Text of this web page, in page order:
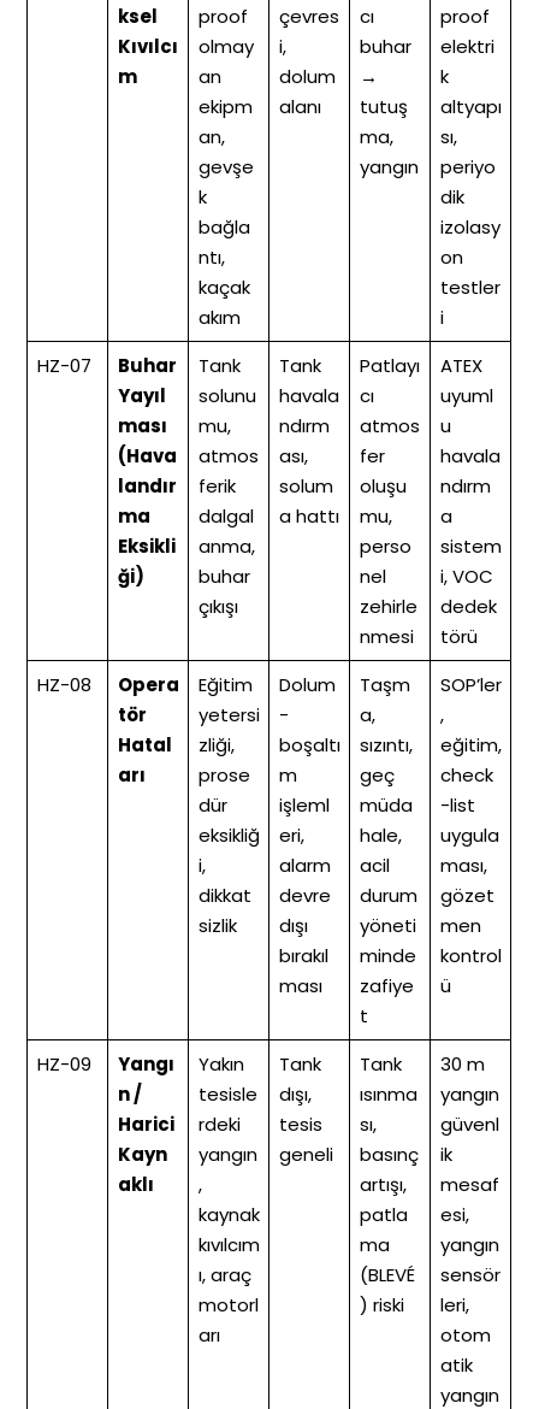
ksel
Kıvılcı
m
proof
olmay
an
ekipm
an,
gevşe
k
bağla
ntı,
kaçak
akım
çevres
i,
dolum
alanı
cı
buhar
→
tutuş
ma,
yangın
proof
elektri
k
altyapı
sı,
periyo
dik
izolasy
on
testler
i
HZ-07
Buhar
Yayıl
ması
(Hava
landır
ma
Eksikli
ği)
Tank
solunu
mu,
atmos
ferik
dalgal
anma,
buhar
çıkışı
Tank
havala
ndırm
ası,
solum
a hattı
Patlayı
cı
atmos
fer
oluşu
mu,
perso
nel
zehirle
nmesi
ATEX
uyuml
u
havala
ndırm
a
sistem
i, VOC
dedek
törü
HZ-08
Opera
tör
Hatal
arı
Eğitim
yetersi
zliği,
prose
dür
eksikliğ
i,
dikkat
sizlik
Dolum
-
boşaltı
m
işleml
eri,
alarm
devre
dışı
bırakıl
ması
Taşm
a,
sızıntı,
geç
müda
hale,
acil
durum
yöneti
minde
zafiye
t
SOP’ler
,
eğitim,
check
-list
uygula
ması,
gözet
men
kontrol
ü
HZ-09
Yangı
n /
Harici
Kayn
aklı
Yakın
tesisle
rdeki
yangın
,
kaynak
kıvılcım
ı, araç
motorl
arı
Tank
dışı,
tesis
geneli
Tank
ısınma
sı,
basınç
artışı,
patla
ma
(BLEVÉ
) riski
30 m
yangın
güvenl
ik
mesaf
esi,
yangın
sensör
leri,
otom
atik
yangın